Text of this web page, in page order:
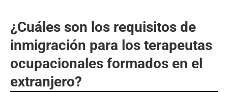
¿Cuáles son los requisitos de
inmigración para los terapeutas
ocupacionales formados en el
extranjero?